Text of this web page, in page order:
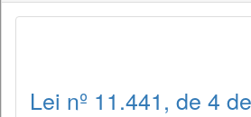
Lei nº 11.441, de 4